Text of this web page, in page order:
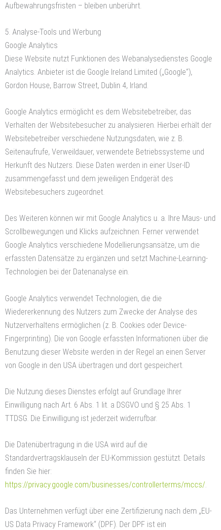
Aufbewahrungsfristen – bleiben unberührt.
5. Analyse-Tools und Werbung
Google Analytics
Diese Website nutzt Funktionen des Webanalysedienstes Google
Analytics. Anbieter ist die Google Ireland Limited („Google“),
Gordon House, Barrow Street, Dublin 4, Irland.
Google Analytics ermöglicht es dem Websitebetreiber, das
Verhalten der Websitebesucher zu analysieren. Hierbei erhält der
Websitebetreiber verschiedene Nutzungsdaten, wie z. B.
Seitenaufrufe, Verweildauer, verwendete Betriebssysteme und
Herkunft des Nutzers. Diese Daten werden in einer User-ID
zusammengefasst und dem jeweiligen Endgerät des
Websitebesuchers zugeordnet.
Des Weiteren können wir mit Google Analytics u. a. Ihre Maus- und
Scrollbewegungen und Klicks aufzeichnen. Ferner verwendet
Google Analytics verschiedene Modellierungsansätze, um die
erfassten Datensätze zu ergänzen und setzt Machine-Learning-
Technologien bei der Datenanalyse ein.
Google Analytics verwendet Technologien, die die
Wiedererkennung des Nutzers zum Zwecke der Analyse des
Nutzerverhaltens ermöglichen (z. B. Cookies oder Device-
Fingerprinting). Die von Google erfassten Informationen über die
Benutzung dieser Website werden in der Regel an einen Server
von Google in den USA übertragen und dort gespeichert.
Die Nutzung dieses Dienstes erfolgt auf Grundlage Ihrer
Einwilligung nach Art. 6 Abs. 1 lit. a DSGVO und § 25 Abs. 1
TTDSG. Die Einwilligung ist jederzeit widerrufbar.
Die Datenübertragung in die USA wird auf die
Standardvertragsklauseln der EU-Kommission gestützt. Details
finden Sie hier:
https://privacy.google.com/businesses/controllerterms/mccs/.
Das Unternehmen verfügt über eine Zertifizierung nach dem „EU-
US Data Privacy Framework“ (DPF). Der DPF ist ein